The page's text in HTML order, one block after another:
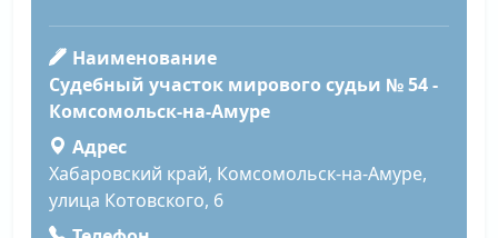
Наименование
Судебный участок мирового судьи № 54 -
Комсомольск-на-Амуре
Адрес
Хабаровский край, Комсомольск-на-Амуре,
улица Котовского, 6